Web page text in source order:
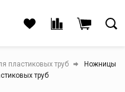
пластиковых труб
Ножницы
труб